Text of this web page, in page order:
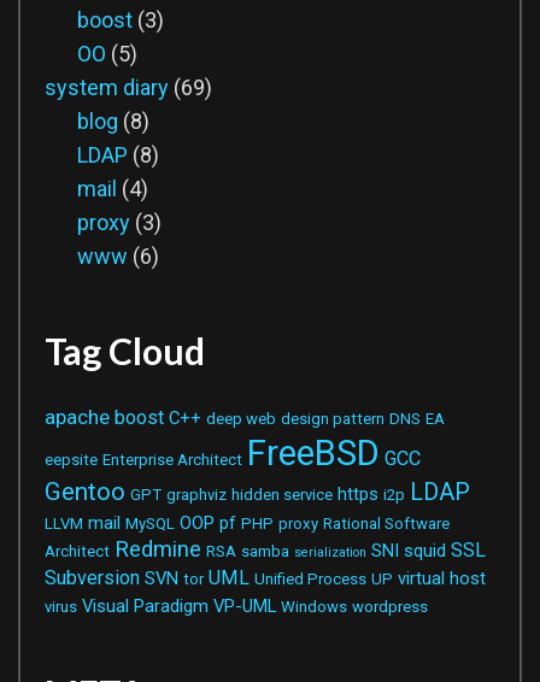
boost (3)
OO (5)
system diary (69)
blog (8)
LDAP (8)
mail (4)
proxy (3)
www (6)
Tag Cloud
apache boost C++ deep web design pattern DNS EA
eepsite Enterprise Architect FreeBSD GCC
Gentoo GPT graphviz hidden service https i2p LDAP
LLVM mail MySQL OOP pf PHP proxy Rational Software
Architect Redmine RSA samba serialization SNI squid SSL
Subversion SVN tor UML Unified Process UP virtual host
virus Visual Paradigm VP-UML Windows wordpress